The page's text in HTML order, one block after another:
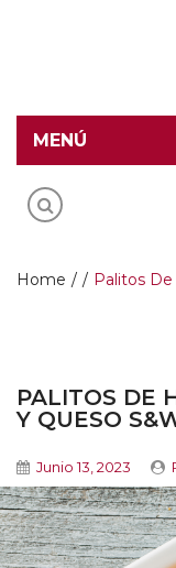
MENÚ
Home
Productos
Contacto
Home / / Palitos
PALITOS DE
Y QUESO
Junio 13, 2023